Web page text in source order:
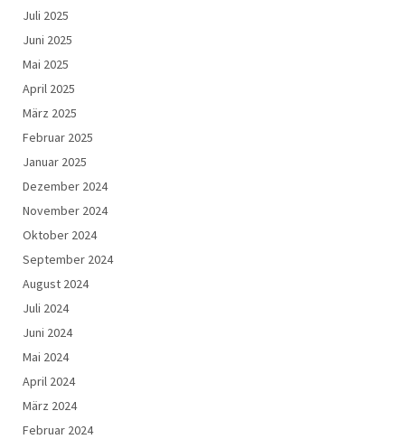
Juli 2025
Juni 2025
Mai 2025
April 2025
März 2025
Februar 2025
Januar 2025
Dezember 2024
November 2024
Oktober 2024
September 2024
August 2024
Juli 2024
Juni 2024
Mai 2024
April 2024
März 2024
Februar 2024